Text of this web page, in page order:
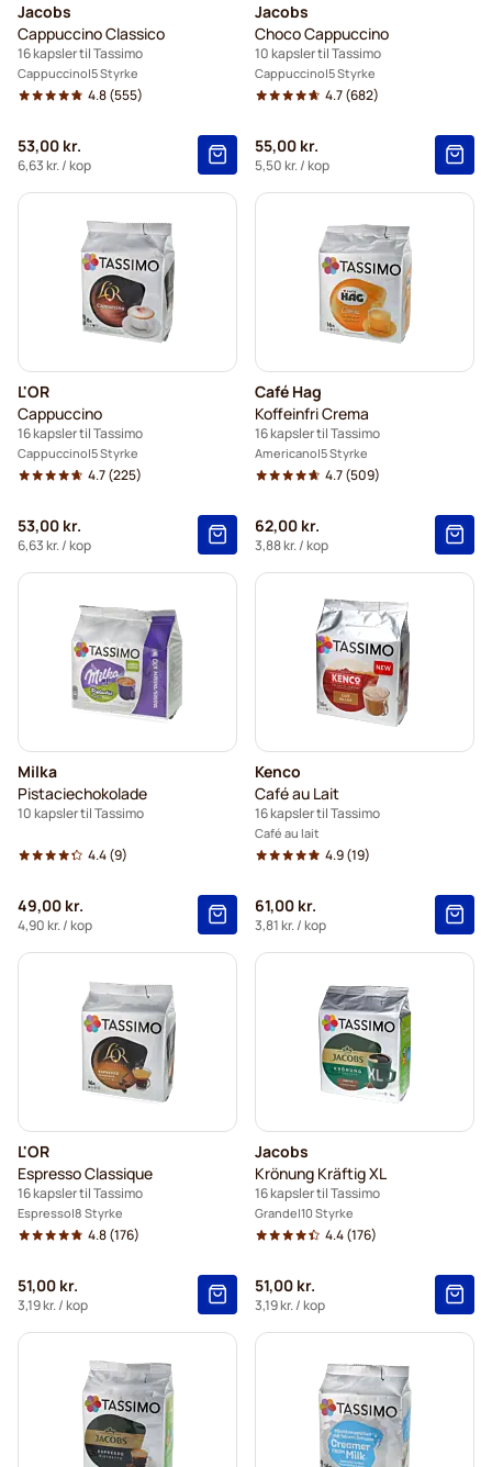
Jacobs
Cappuccino Classico
16 kapsler til Tassimo
Cappuccino 5 Styrke
4.8(555)
53,00 kr.
6,63 kr./ kop
Jacobs
Choco Cappuccino
10 kapsler til Tassimo
Cappuccino 5 Styrke
4.7(682)
55,00 kr.
5,50 kr./ kop
L'OR
Cappuccino
16 kapsler til Tassimo
Cappuccino 5 Styrke
4.7(225)
53,00 kr.
6,63 kr./ kop
Café Hag
Koffeinfri Crema
16 kapsler til Tassimo
Americano 5 Styrke
4.7(509)
62,00 kr.
3,88 kr./ kop
Milka
Pistaciechokolade
10 kapsler til Tassimo
4.4(9)
49,00 kr.
4,90 kr./ kop
Kenco
Café au Lait
16 kapsler til Tassimo
Café au lait
4.9(19)
61,00 kr.
3,81 kr./ kop
L'OR
Espresso Classique
16 kapsler til Tassimo
Espresso 8 Styrke
4.8(176)
51,00 kr.
3,19 kr./ kop
Jacobs
Krönung Kräftig XL
16 kapsler til Tassimo
Grande 10 Styrke
4.4(176)
51,00 kr.
3,19 kr./ kop